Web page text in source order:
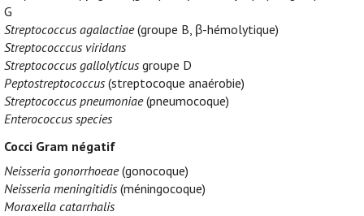
G
Streptococcus agalactiae(groupe B, β-hémolytique)
Streptococccus viridans
Streptococcus gallolyticus groupe D
Peptostreptococcus (streptocoque anaérobie)
Streptococcus pneumoniae(pneumocoque)
Enterococcus species
Cocci Gram négatif
Neisseria gonorrhoeae(gonocoque)
Neisseria meningitidis (méningocoque)
Moraxella catarrhalis